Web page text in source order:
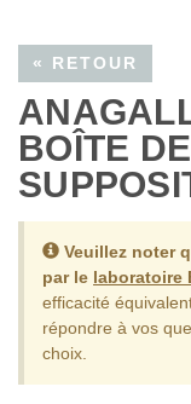
« RETOUR
BOÎTE
Veuillez noter
par le laboratoire
efficacité
répondre à vos
choix.